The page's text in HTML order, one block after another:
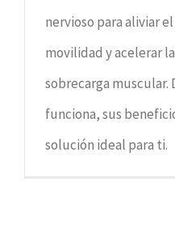
nervioso para aliviar
movilidad y acelerar
sobrecarga muscular.
funciona, sus
solución ideal para ti.